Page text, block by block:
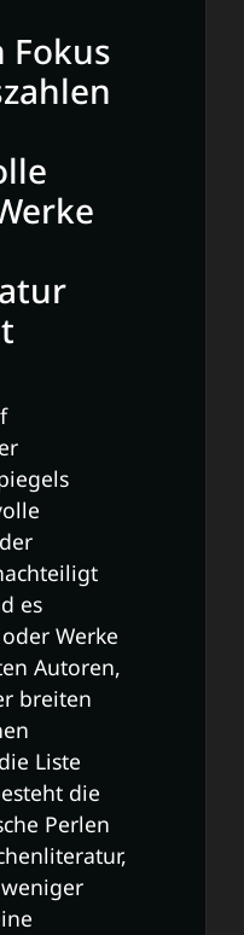
Fokus
es
Werke
Autoren,
breiten
Liste
die
Perlen